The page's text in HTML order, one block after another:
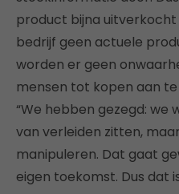
product bijna uitverkocht
bedrijf geen actuele
worden er geen
mensen tot kopen aan
“We hebben gezegd: we
van verleiden zitten,
manipuleren. Dat gaat
eigen toekomst. Dus dat